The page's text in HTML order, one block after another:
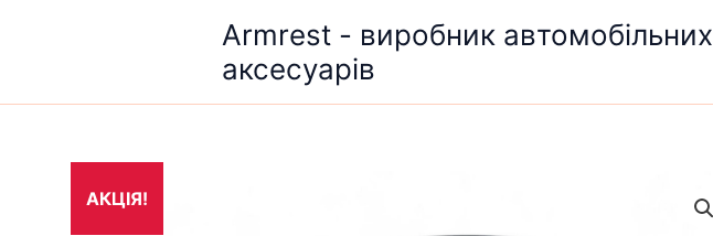
Armrest - виробник автомобільних
аксесуарів
АКЦІЯ!